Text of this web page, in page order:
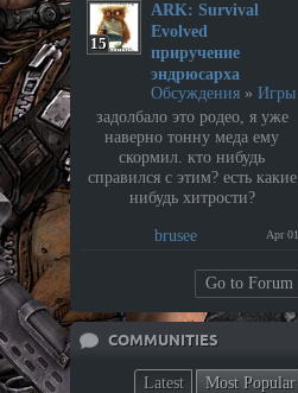
15
⁣ARK: Survival
Evolved
приручение
эндрюсарха
Обсуждения » Игры
задолбало это родео, я уже
наверно тонну меда ему
скормил. кто нибудь
справился с этим? есть какие
нибудь хитрости?
brusee Apr 01
Go to Forum
COMMUNITIES
Latest Most Popular